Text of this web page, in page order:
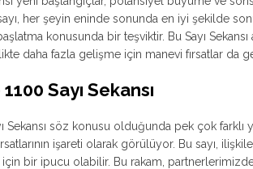
her şeyin eninde sonunda en iyi şekilde
konusunda bir teşviktir. Bu Sayı
daha fazla gelişme için manevi fırsatlar da
Sayı Sekansı
Sekansı söz konusu olduğunda pek çok farklı
işareti olarak görülüyor. Bu sayı,
bir ipucu olabilir. Bu rakam,